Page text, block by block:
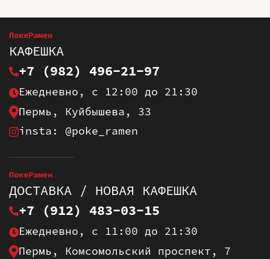
ПокеРамен
КАФЕШКА
+7 (982) 496-21-97
Ежедневно, с 12:00 до 21:30
Пермь, Куйбышева, 33
insta: @poke_ramen
ПокеРамен
ДОСТАВКА / НОВАЯ КАФЕШКА
+7 (912) 483-03-15
Ежедневно, с 11:00 до 21:30
Пермь, Комсомольский проспект, 7